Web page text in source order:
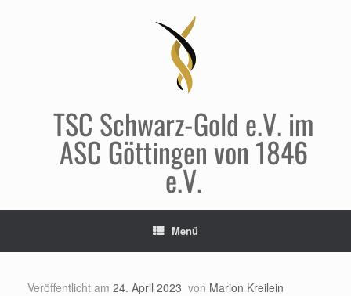
TSC Schwarz-Gold e.V. im
ASC Göttingen von 1846
e.V.
Menü
Veröffentlicht am 24. April 2023 von Marion Kreilein